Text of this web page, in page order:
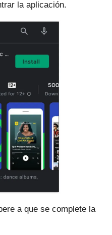
la aplicación.
a que se complete la